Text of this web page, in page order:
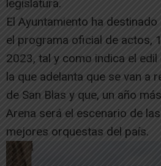
legislatura.
El Ayuntamiento ha
el programa oficial de actos,
2023, tal y como indica el
la que adelanta que se van a
de San Blas y que, un año
Arena será el escenario de
mejores orquestas del país.